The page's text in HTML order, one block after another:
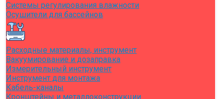
Системы регулирования влажности
Осушители для бассейнов
Расходные материалы, инструмент
Вакуумирование и дозаправка
Измерительный инструмент
Инструмент для монтажа
Кабель-каналы
Кронштейны и металлоконструкции